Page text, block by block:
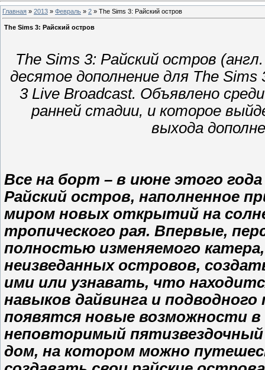
Главная » 2013 » Февраль » 2 » The Sims 3: Райский остров
The Sims 3: Райский остров
The Sims 3: Райский остров
десятое дополнение для The Sims
3 Live Broadcast. Объявлено
ранней стадии, и которое
выхода
Все на борт – в июне этого
Райский остров, наполненное
миром новых открытий на
тропического рая. Впервые,
полностью изменяемого
неизведанных островов,
ими или узнавать, что
навыков дайвинга и
появятся новые возможности
неповторимый пятизвездочный
дом, на котором можно